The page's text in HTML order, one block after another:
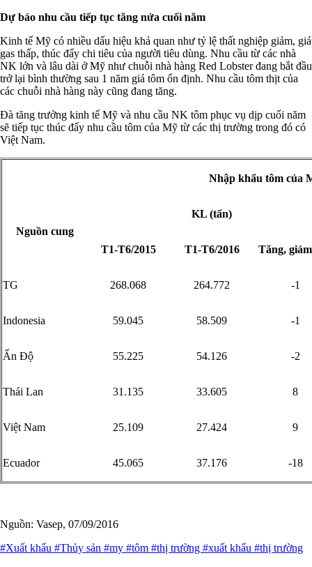
Dự báo nhu cầu tiếp tục tăng nửa cuối năm
Kinh tế Mỹ có nhiều dấu hiệu khả quan như tỷ lệ thất nghiệp giảm, giá
gas thấp, thúc đẩy chi tiêu của người tiêu dùng. Nhu cầu từ các nhà
NK lớn và lâu dài ở Mỹ như chuỗi nhà hàng Red Lobster đang bắt đầu
trở lại bình thường sau 1 năm giá tôm ổn định. Nhu cầu tôm thịt của
các chuỗi nhà hàng này cũng đang tăng.
Đà tăng trưởng kinh tế Mỹ và nhu cầu NK tôm phục vụ dịp cuối năm
sẽ tiếp tục thúc đẩy nhu cầu tôm của Mỹ từ các thị trường trong đó có
Việt Nam.
Nhập khẩu tôm của
Nguồn cung
KL (tấn)
T1-T6/2015 T1-T6/2016 Tăng,
TG 268.068 264.772 -1
Indonesia 59.045 58.509 -1
Ấn Độ 55.225 54.126 -2
Thái Lan 31.135 33.605 8
Việt Nam 25.109 27.424 9
Ecuador 45.065 37.176 -18
Nguồn: Vasep, 07/09/2016
#Xuất khẩu #Thủy sản #my #tôm #thị trường #xuất khẩu #thị trường